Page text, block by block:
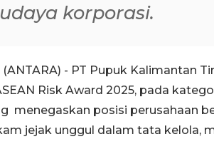
korporasi.
(ANTARA) - PT Pupuk Kalimantan
Risk Award 2025, pada
menegaskan posisi perusahaan
jejak unggul dalam tata kelola,